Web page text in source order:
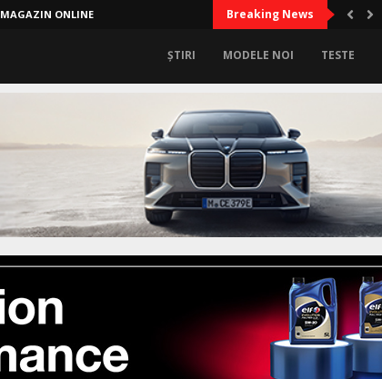
MAGAZIN ONLINE Breaking News
ȘTIRI MODELE NOI TESTE